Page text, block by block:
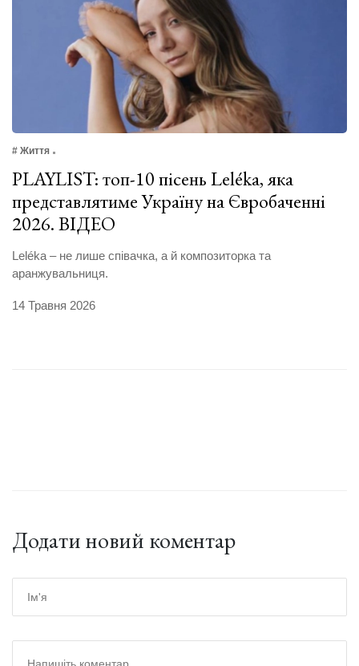
# Життя
PLAYLIST: топ-10 пісень Leléka, яка
представлятиме Україну на Євробаченні
2026. ВІДЕО
Leléka – не лише співачка, а й композиторка та
аранжувальниця.
14 Травня 2026
Додати новий коментар